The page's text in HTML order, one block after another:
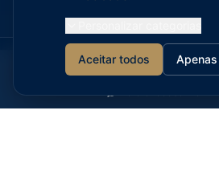
Agendar
Diagnostic R$297
Prefere receber no
A maioria das
por falta de
Trava porque não tem
Aceitar todos